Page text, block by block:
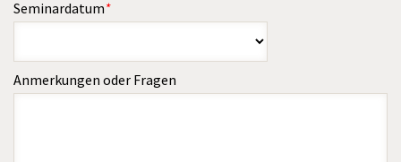
Seminardatum*
Anmerkungen oder Fragen